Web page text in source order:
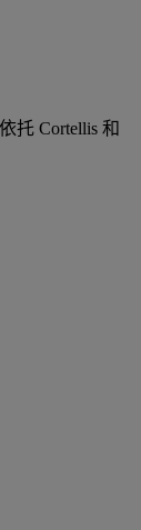
托 Cortellis 和